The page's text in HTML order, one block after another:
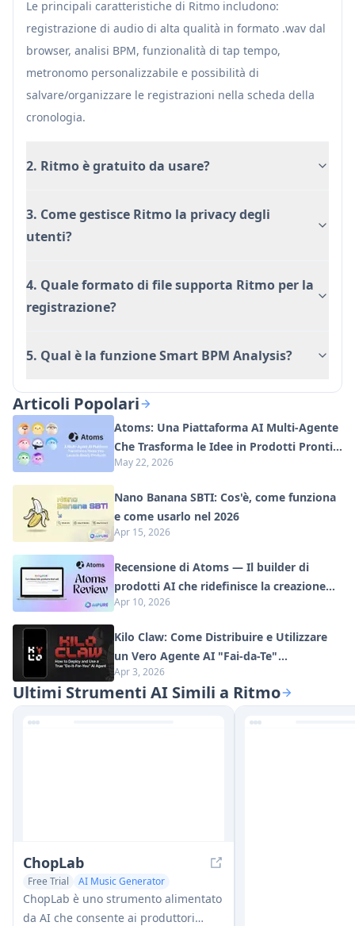
qualità da fonti del browser e organizzare le
loro registrazioni in modo efficiente
Coreografia di Danza: Ballerini e coreografi
possono analizzare i tempi delle canzoni e
utilizzare il metronomo per la coordinazione
dei movimenti
Vantaggi
Offre sia funzionalità gratuite che premium
Svantaggi
pagamento aggiuntivo
Le principali caratteristiche di Ritmo includono:
registrazione di audio di alta qualità in formato .wav dal
browser, analisi BPM, funzionalità di tap tempo,
metronomo personalizzabile e possibilità di
salvare/organizzare le registrazioni nella scheda della
cronologia.
2. Ritmo è gratuito da usare?
3. Come gestisce Ritmo la privacy degli
utenti?
4. Quale formato di file supporta Ritmo per la
registrazione?
5. Qual è la funzione Smart BPM Analysis?
Articoli Popolari
Atoms: Una Piattaforma AI Multi-Agente
Che Trasforma le Idee in Prodotti Pronti
al Lancio
May 22, 2026
Nano Banana SBTI: Cos'è, come funziona
e come usarlo nel 2026
Apr 15, 2026
Recensione di Atoms — Il builder di
prodotti AI che ridefinisce la creazione
digitale nel 2026
Apr 10, 2026
Kilo Claw: Come Distribuire e Utilizzare
un Vero Agente AI "Fai-da-Te"
(Aggiornamento 2026)
Apr 3, 2026
Ultimi Strumenti AI Simili a Ritmo
ChopLab
Free Trial
AI Music Generator
Audio Enhancer
ChopLab è uno strumento alimentato
da AI che consente ai produttori